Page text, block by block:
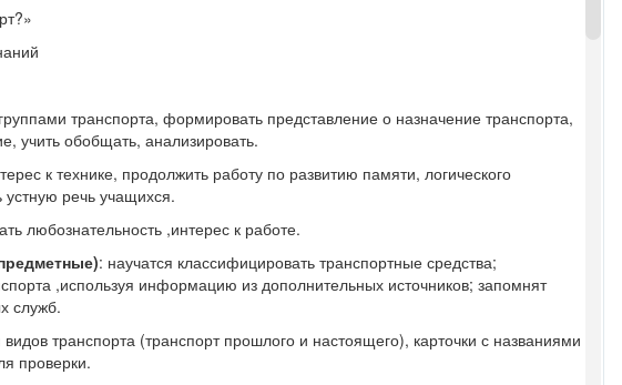
на уроке?(Какой бывает транспорт?)
транспорт?»
перед собой?
«транспорт»?(Транспорт –это средства передвижения предназначенных для
места в другой.)
ввел в русский язык царь Петр I.Когда он составлял в 1720 году
транспорта, формировать представление о назначение транспорта,
учить обобщать, анализировать.
к технике, продолжить работу по развитию памяти, логического
речь учащихся.
любознательность ,интерес к работе.
: научатся классифицировать транспортные средства;
,используя информацию из дополнительных источников; запомнят
служб.
видов транспорта (транспорт прошлого и настоящего), карточки с названиями
проверки.